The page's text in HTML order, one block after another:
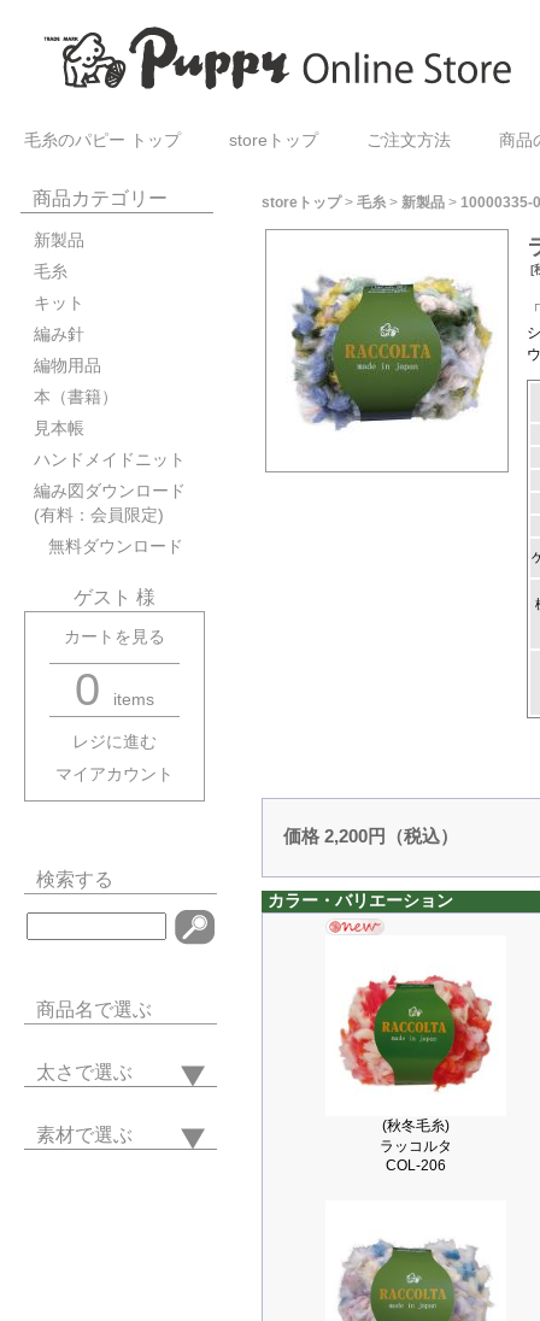
毛糸のパピー トップ storeトップ ご注文方法 商品
商品カテゴリー
新製品
毛糸
キット
編み針
編物用品
本（書籍）
見本帳
ハンドメイドニット
編み図ダウンロード
(有料：会員限定)
無料ダウンロード
ゲスト 様
カートを見る
0 items
レジに進む
マイアカウント
検索する
商品名で選ぶ
太さで選ぶ
素材で選ぶ
storeトップ> 毛糸 > 新製品 > 10000335-
[
価格 2,200円（税込）
カラー・バリエーション
(秋冬毛糸)
ラッコルタ
COL-206